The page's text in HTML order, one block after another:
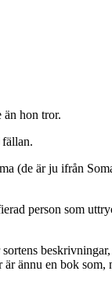
än hon tror.
(de är ju ifrån
person som
ännu en bok